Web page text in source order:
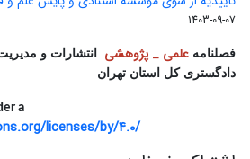
1403-09-07
فصلنامه علمی _ پژوهشی
انتشارات و
دادگستری کل استان تهران
a
licenses/by/4.0/